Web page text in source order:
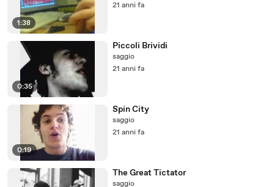
1:38
21 anni fa
0:35
Piccoli Brividi
saggio
21 anni fa
0:19
Spin City
saggio
21 anni fa
The Great Tictator
saggio